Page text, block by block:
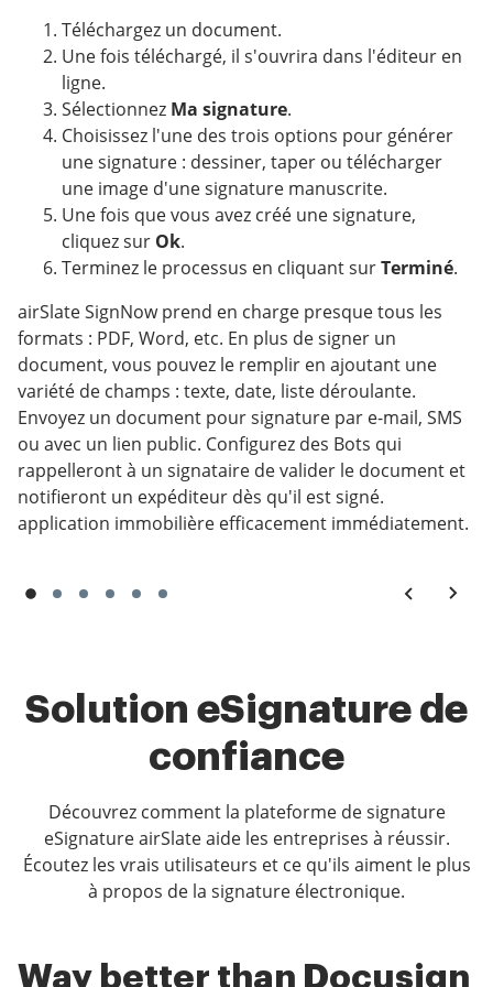
Téléchargez un document.
Une fois téléchargé, il s'ouvrira dans l'éditeur en
ligne.
Sélectionnez Ma signature.
Choisissez l'une des trois options pour générer
une signature : dessiner, taper ou télécharger
une image d'une signature manuscrite.
Une fois que vous avez créé une signature,
cliquez sur Ok.
Terminez le processus en cliquant surTerminé.
airSlate SignNow prend en charge presque tous les
formats : PDF, Word, etc. En plus de signer un
document, vous pouvez le remplir en ajoutant une
variété de champs : texte, date, liste déroulante.
Envoyez un document pour signature par e-mail, SMS
ou avec un lien public. Configurez des Bots qui
rappelleront à un signataire de valider le document et
notifieront un expéditeur dès qu'il est signé.
application immobilière efficacement immédiatement.
Solution eSignature de
confiance
Découvrez comment la plateforme de signature
eSignature airSlate aide les entreprises à réussir.
Écoutez les vrais utilisateurs et ce qu'ils aiment le plus
à propos de la signature électronique.
Way better than Docusign
Very intuitive and easy to
So far im liking this